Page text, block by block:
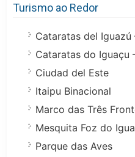
Turismo ao Redor
Cataratas del Iguazú
Cataratas do Iguaçu
Ciudad del Este
Itaipu Binacional
Marco das Três
Mesquita Foz do
Parque das Aves